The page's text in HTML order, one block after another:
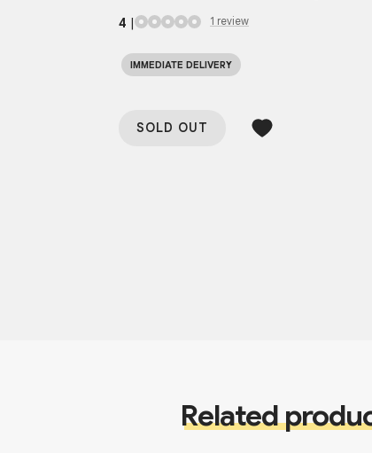
4 | 1 review
IMMEDIATE DELIVERY
SOLD OUT
Related